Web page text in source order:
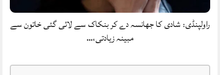
راولپنڈی: شادی کا جھانسہ دے کر بنکاک سے لائی گئی خاتون سے
مبینہ زیادتی،…